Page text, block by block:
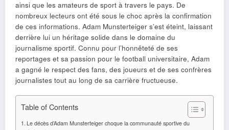
ainsi que les amateurs de sport à travers le pays. De
nombreux lecteurs ont été sous le choc après la confirmation
de ces informations. Adam Munsterteiger s’est éteint, laissant
derrière lui un héritage solide dans le domaine du
journalisme sportif. Connu pour l’honnêteté de ses
reportages et sa passion pour le football universitaire, Adam
a gagné le respect des fans, des joueurs et de ses confrères
journalistes tout au long de sa carrière fructueuse.
Table of Contents
Le décès d’Adam Munsterteiger choque la communauté sportive du